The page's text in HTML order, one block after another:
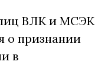
лиц ВЛК и МСЭК
о признании
в